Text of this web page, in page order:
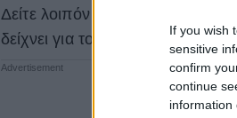
If you wish
sensitive
confirm
continue
information
Δείτε λοιπόν παρακάτω και
δείχνει για τον χαρακτήρα σας.